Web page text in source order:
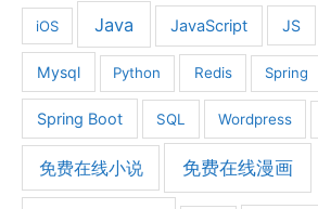
iOS Java JavaScript JS
Mysql Python Redis Spring
Spring Boot SQL Wordpress
免费在线小说 免费在线漫画